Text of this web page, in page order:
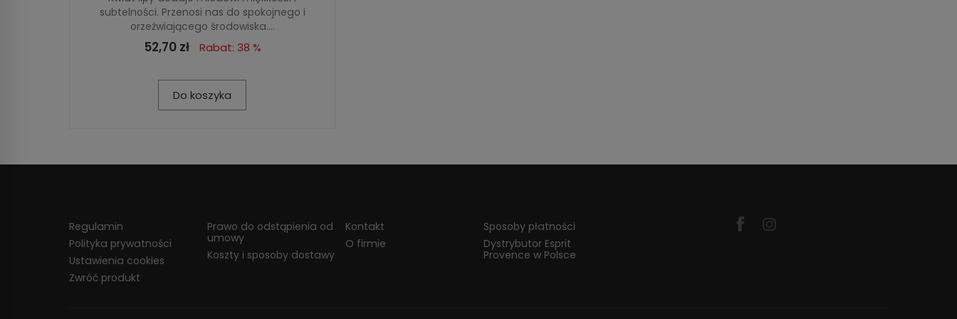
subtelności. Przenosi nas do spokojnego i
orzeźwiającego środowiska....
52,70 zł Rabat: 38 %
Do koszyka
Regulamin
Polityka prywatności
Ustawienia cookies
Zwróć produkt
Prawo do odstąpienia od
umowy
Koszty i sposoby dostawy
Kontakt
O firmie
Sposoby płatności
Dystrybutor Esprit
Provence w Polsce